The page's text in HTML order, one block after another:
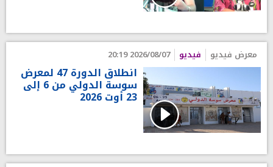
معرض فيديو فيديو 2026/08/07 20:19
انطلاق الدورة 47 لمعرض
سوسة الدولي من 6 إلى
23 أوت 2026